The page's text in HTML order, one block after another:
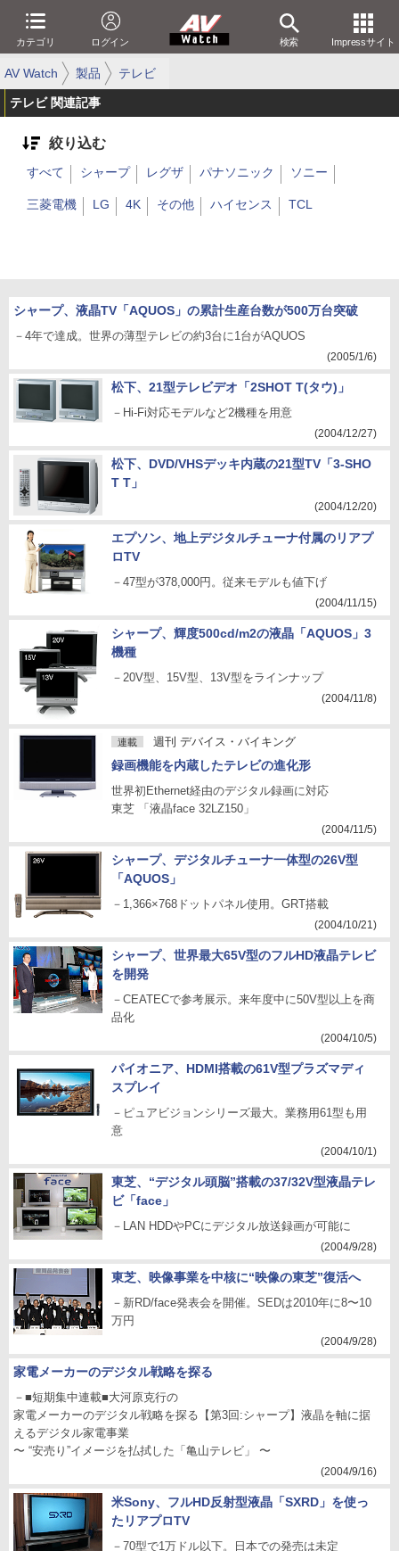
カテゴリ ログイン 検索 Impressサイト
AV Watch 製品 テレビ
テレビ 関連記事
絞り込む
すべて シャープ レグザ パナソニック ソニー
三菱電機 LG 4K その他 ハイセンス TCL
シャープ、液晶TV「AQUOS」の累計生産台数が500万台突破
－4年で達成。世界の薄型テレビの約3台に1台がAQUOS
(2005/1/6)
松下、21型テレビデオ「2SHOT T(タウ)」
－Hi-Fi対応モデルなど2機種を用意
(2004/12/27)
松下、DVD/VHSデッキ内蔵の21型TV「3-SHO
T T」
(2004/12/20)
エプソン、地上デジタルチューナ付属のリアプ
ロTV
－47型が378,000円。従来モデルも値下げ
(2004/11/15)
シャープ、輝度500cd/m2の液晶「AQUOS」3
機種
－20V型、15V型、13V型をラインナップ
(2004/11/8)
連載 週刊 デバイス・バイキング
録画機能を内蔵したテレビの進化形
世界初Ethernet経由のデジタル録画に対応
東芝 「液晶face 32LZ150」
(2004/11/5)
シャープ、デジタルチューナ一体型の26V型
「AQUOS」
－1,366×768ドットパネル使用。GRT搭載
(2004/10/21)
シャープ、世界最大65V型のフルHD液晶テレビ
を開発
－CEATECで参考展示。来年度中に50V型以上を商
品化
(2004/10/5)
パイオニア、HDMI搭載の61V型プラズマディ
スプレイ
－ピュアビジョンシリーズ最大。業務用61型も用
意
(2004/10/1)
東芝、“デジタル頭脳”搭載の37/32V型液晶テレ
ビ「face」
－LAN HDDやPCにデジタル放送録画が可能に
(2004/9/28)
東芝、映像事業を中核に“映像の東芝”復活へ
－新RD/face発表会を開催。SEDは2010年に8〜10
万円
(2004/9/28)
家電メーカーのデジタル戦略を探る
－■短期集中連載■大河原克行の
家電メーカーのデジタル戦略を探る【第3回:シャープ】液晶を軸に据
えるデジタル家電事業
〜 “安売り”イメージを払拭した「亀山テレビ」 〜
(2004/9/16)
米Sony、フルHD反射型液晶「SXRD」を使っ
たリアプロTV
－70型で1万ドル以下。日本での発売は未定